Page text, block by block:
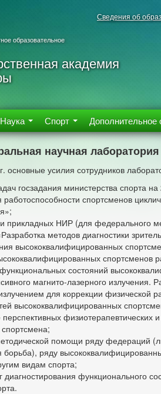
Сведения об
образовательное
академия
Наука Спорт Дополнительное
научная лаборатория
основные усилия сотрудников
госзадания министерства спорта
спортсменов
прикладных НИР (для федерального
методов диагностики
высококвалифицированных
спортсменов
состояний
магнито-лазерного излучения.
для коррекции физической
высококвалифицированных
перспективных
спортсмена;
помощи ряду федераций
борьба), ряду
видам спорта;
диагностирования функционального